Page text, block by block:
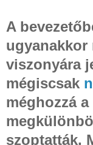
A
ugyanakkor
viszonyára
mégiscsak
méghozzá
szoptatták,